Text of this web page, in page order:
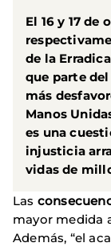
El 16 y 17 de
de la
que parte
más
Manos
es una
injusticia
vidas de
Las
mayor medida
Además, “el